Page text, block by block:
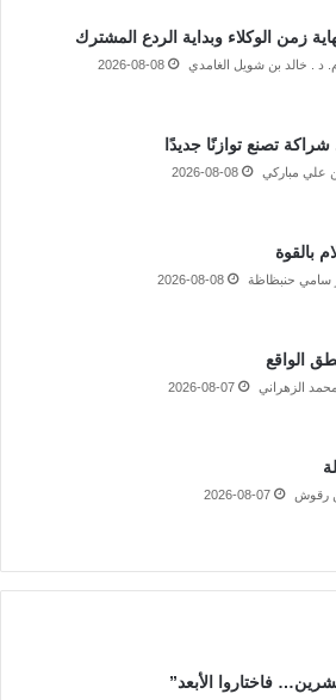
زمن الوكلاء وبداية الردع المشترك
د . خالد بن شويل الغامدي 2026-08-08
تصنع توازنًا جديدًا
علي مباركي 2026-08-08
بالقوة
سامي حنبظاظة 2026-08-08
الواقع
الزهراني 2026-08-07
رقوش 2026-08-07
فاختاروا الأبعد”